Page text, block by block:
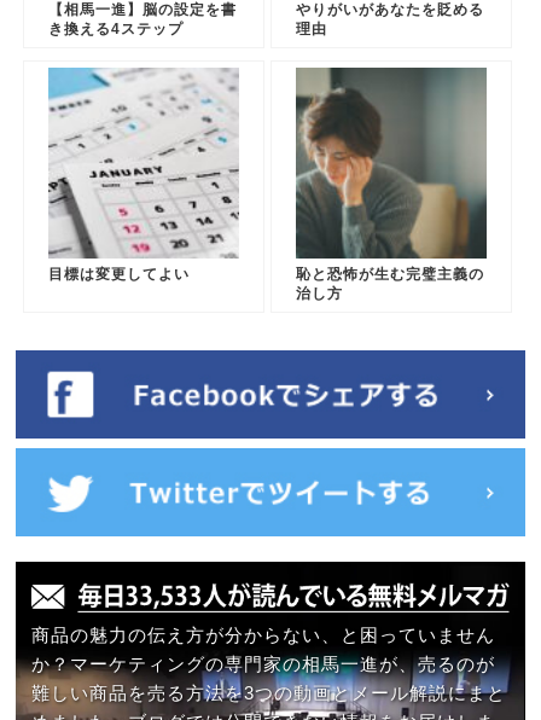
【相馬一進】脳の設定を書
き換える4ステップ
やりがいがあなたを貶める
理由
目標は変更してよい
恥と恐怖が生む完璧主義の
治し方
商品の魅力の伝え方が分からない、と困っていません
か？マーケティングの専門家の相馬一進が、売るのが
難しい商品を売る方法を3つの動画とメール解説にまと